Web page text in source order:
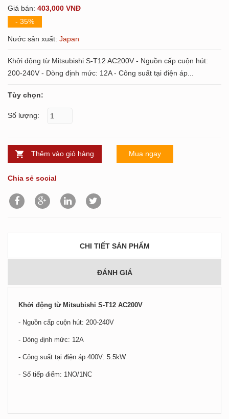
Giá bán: 403,000 VNĐ
- 35%
Nước sản xuất: Japan
Khởi động từ Mitsubishi S-T12 AC200V - Nguồn cấp cuộn hút:
200-240V - Dòng định mức: 12A - Công suất tại điện áp...
Tùy chọn:
Số lượng:
Thêm vào giỏ hàng Mua ngay
Chia sẻ social
CHI TIẾT SẢN PHẨM
ĐÁNH GIÁ
Khởi động từ Mitsubishi S-T12 AC200V
- Nguồn cấp cuộn hút: 200-240V
- Dòng định mức: 12A
- Công suất tại điện áp 400V: 5.5kW
- Số tiếp điểm: 1NO/1NC